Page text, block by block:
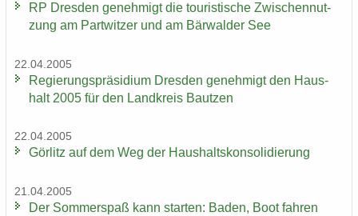
RP Dres­den ge­neh­migt die tou­ris­ti­sche Zwi­schen­nut­
zung am Part­wit­zer und am Bär­wal­der See
22.04.2005
Re­gie­rungs­prä­si­di­um Dres­den ge­neh­migt den Haus­
halt 2005 für den Land­kreis Baut­zen
22.04.2005
Gör­litz auf dem Weg der Haus­halts­kon­so­li­die­rung
21.04.2005
Der Som­mer­spaß kann star­ten: Baden, Boot fah­ren